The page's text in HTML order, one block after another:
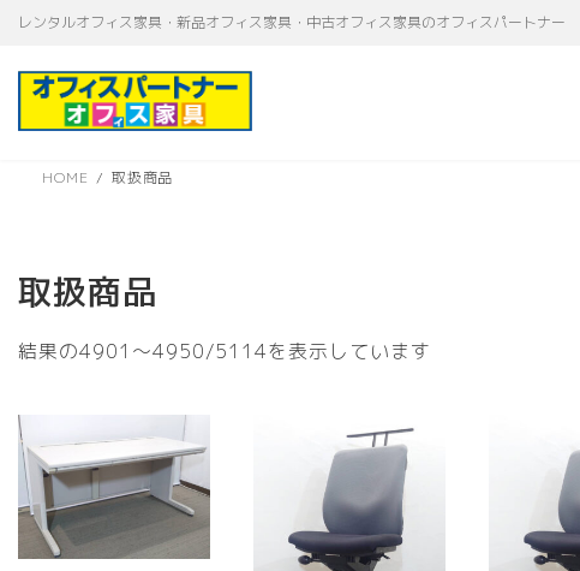
テ
ゲ
レンタルオフィス家具・新品オフィス家具・中古オフィス家具のオフィスパートナー
HOME 取扱商品
取扱商品
結果の4901～4950/5114を表示しています